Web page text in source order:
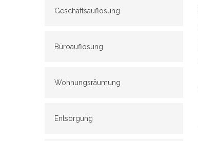
Geschäftsauflösung
Büroauflösung
Wohnungsräumung
Entsorgung